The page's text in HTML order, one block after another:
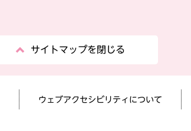
サイトマップを閉じる
ウェブアクセシビリティについて